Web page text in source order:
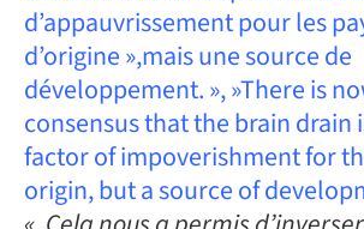
d’appauvrissement pour les
d’origine »,mais une source de
développement. », »There is
consensus that the brain drain
factor of impoverishment for
origin, but a source of